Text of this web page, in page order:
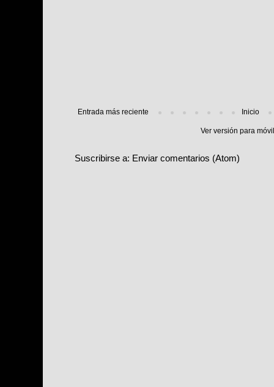
Entrada más reciente Inicio
Ver versión para
Suscribirse a: Enviar comentarios (Atom)